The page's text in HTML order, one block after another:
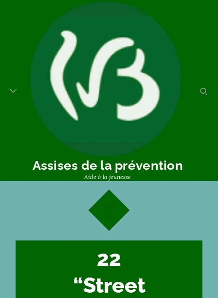
Assises de la prévention
Aide à la jeunesse
22
“Street